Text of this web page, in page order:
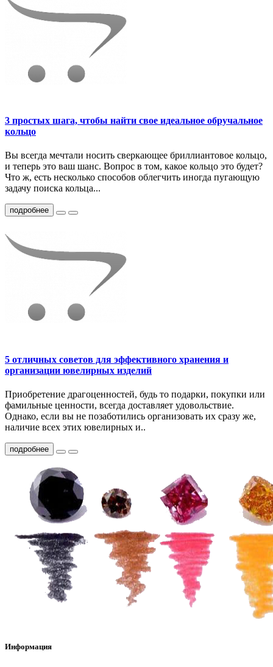
3 простых шага, чтобы найти свое идеальное обручальное
кольцо
Вы всегда мечтали носить сверкающее бриллиантовое кольцо,
и теперь это ваш шанс. Вопрос в том, какое кольцо это будет?
Что ж, есть несколько способов облегчить иногда пугающую
задачу поиcка кольца...
подробнее
5 отличных советов для эффективного хранения и
организации ювелирных изделий
Приобретение драгоценностей, будь то подарки, покупки или
фамильные ценности, всегда доставляет удовольствие.
Однако, если вы не позаботились организовать их сразу же,
наличие всех этих ювелирных и..
подробнее
Информация